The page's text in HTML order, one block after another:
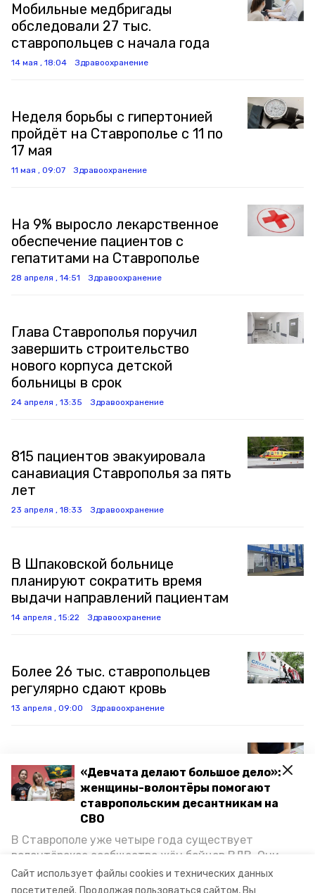
Сайт использует файлы cookies и технических данных
посетителей. Продолжая пользоваться сайтом, Вы
«Девчата делают большое дело»:
женщины-волонтёры помогают
ставропольским десантникам на
СВО
В Ставрополе уже четыре года существует
волонтёрское сообщество жён бойцов ВДВ. Они
организуют сборы вещей и продуктов для
участников спецоперации и лично отвозят всё это
Мобильные медбригады
обследовали 27 тыс.
ставропольцев с начала года
14 мая , 18:04 Здравоохранение
Неделя борьбы с гипертонией
пройдёт на Ставрополье с 11 по
17 мая
11 мая , 09:07 Здравоохранение
На 9% выросло лекарственное
обеспечение пациентов с
гепатитами на Ставрополье
28 апреля , 14:51 Здравоохранение
Глава Ставрополья поручил
завершить строительство
нового корпуса детской
больницы в срок
24 апреля , 13:35 Здравоохранение
815 пациентов эвакуировала
санавиация Ставрополья за пять
лет
23 апреля , 18:33 Здравоохранение
В Шпаковской больнице
планируют сократить время
выдачи направлений пациентам
14 апреля , 15:22 Здравоохранение
Более 26 тыс. ставропольцев
регулярно сдают кровь
13 апреля , 09:00 Здравоохранение
Более 460 тыс. жителей
Ставрополья ежегодно
обучаются в «школах здоровья»
Здравоохранение
Ещё один фельдшерско-
акушерский пункт возведут на